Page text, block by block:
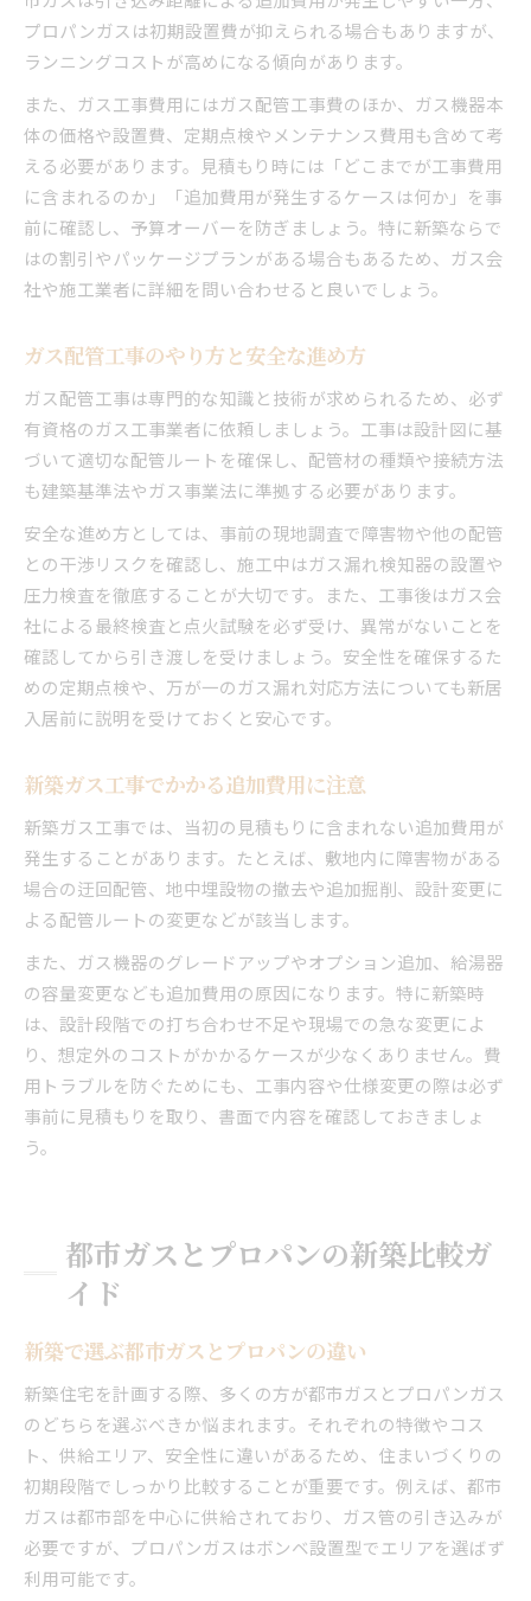
プロパンガスは初期設置費が抑えられる場合もありますが、
ランニングコストが高めになる傾向があります。
また、ガス工事費用にはガス配管工事費のほか、ガス機器本
体の価格や設置費、定期点検やメンテナンス費用も含めて考
える必要があります。見積もり時には「どこまでが工事費用
に含まれるのか」「追加費用が発生するケースは何か」を事
前に確認し、予算オーバーを防ぎましょう。特に新築ならで
はの割引やパッケージプランがある場合もあるため、ガス会
社や施工業者に詳細を問い合わせると良いでしょう。
ガス配管工事のやり方と安全な進め方
ガス配管工事は専門的な知識と技術が求められるため、必ず
有資格のガス工事業者に依頼しましょう。工事は設計図に基
づいて適切な配管ルートを確保し、配管材の種類や接続方法
も建築基準法やガス事業法に準拠する必要があります。
安全な進め方としては、事前の現地調査で障害物や他の配管
との干渉リスクを確認し、施工中はガス漏れ検知器の設置や
圧力検査を徹底することが大切です。また、工事後はガス会
社による最終検査と点火試験を必ず受け、異常がないことを
確認してから引き渡しを受けましょう。安全性を確保するた
めの定期点検や、万が一のガス漏れ対応方法についても新居
入居前に説明を受けておくと安心です。
新築ガス工事でかかる追加費用に注意
新築ガス工事では、当初の見積もりに含まれない追加費用が
発生することがあります。たとえば、敷地内に障害物がある
場合の迂回配管、地中埋設物の撤去や追加掘削、設計変更に
よる配管ルートの変更などが該当します。
また、ガス機器のグレードアップやオプション追加、給湯器
の容量変更なども追加費用の原因になります。特に新築時
は、設計段階での打ち合わせ不足や現場での急な変更によ
り、想定外のコストがかかるケースが少なくありません。費
用トラブルを防ぐためにも、工事内容や仕様変更の際は必ず
事前に見積もりを取り、書面で内容を確認しておきましょ
う。
都市ガスとプロパンの新築比較ガ
イド
新築で選ぶ都市ガスとプロパンの違い
新築住宅を計画する際、多くの方が都市ガスとプロパンガス
のどちらを選ぶべきか悩まれます。それぞれの特徴やコス
ト、供給エリア、安全性に違いがあるため、住まいづくりの
初期段階でしっかり比較することが重要です。例えば、都市
ガスは都市部を中心に供給されており、ガス管の引き込みが
必要ですが、プロパンガスはボンベ設置型でエリアを選ばず
利用可能です。